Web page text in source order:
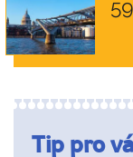
Tip pro